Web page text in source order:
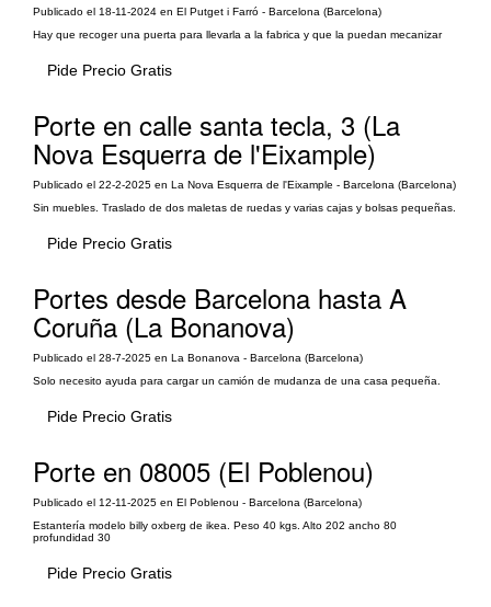
Publicado el 18-11-2024 en El Putget i Farró - Barcelona (Barcelona)
Hay que recoger una puerta para llevarla a la fabrica y que la puedan mecanizar
Pide Precio Gratis
Porte en calle santa tecla, 3 (La
Nova Esquerra de l'Eixample)
Publicado el 22-2-2025 en La Nova Esquerra de l'Eixample - Barcelona (Barcelona)
Sin muebles. Traslado de dos maletas de ruedas y varias cajas y bolsas pequeñas.
Pide Precio Gratis
Portes desde Barcelona hasta A
Coruña (La Bonanova)
Publicado el 28-7-2025 en La Bonanova - Barcelona (Barcelona)
Solo necesito ayuda para cargar un camión de mudanza de una casa pequeña.
Pide Precio Gratis
Porte en 08005 (El Poblenou)
Publicado el 12-11-2025 en El Poblenou - Barcelona (Barcelona)
Estantería modelo billy oxberg de ikea. Peso 40 kgs. Alto 202 ancho 80
profundidad 30
Pide Precio Gratis